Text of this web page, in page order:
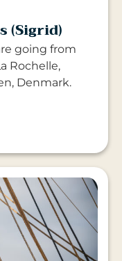
(Sigrid)
going from
Rochelle,
Denmark.